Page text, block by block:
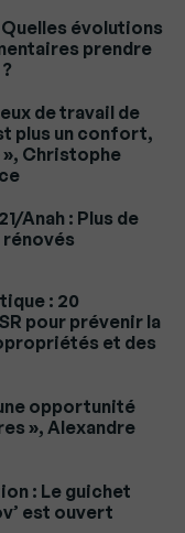
évolutions
prendre
de travail de
plus un confort,
», Christophe
Anah : Plus de
rénovés
: 20
pour prévenir la
et des
opportunité
», Alexandre
: Le guichet
est ouvert